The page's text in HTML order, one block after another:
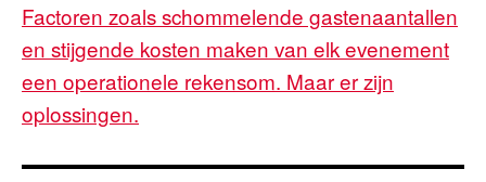
Factoren zoals schommelende gastenaantallen
en stijgende kosten maken van elk evenement
een operationele rekensom. Maar er zijn
oplossingen.